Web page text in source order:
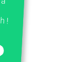
!